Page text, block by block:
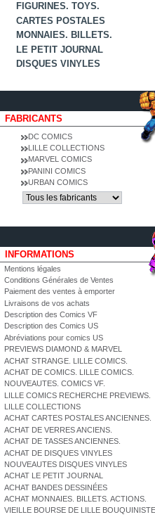
FIGURINES. TOYS.
CARTES POSTALES
MONNAIES. BILLETS.
LE PETIT JOURNAL
DISQUES VINYLES
FABRICANTS
DC COMICS
LILLE COLLECTIONS
MARVEL COMICS
PANINI COMICS
URBAN COMICS
INFORMATIONS
Mentions légales
Conditions Générales de Ventes
Paiement des ventes à emporter
Livraisons de vos achats
Description des Comics VF
Description des Comics US
Abréviations pour comics US
PREVIEWS DIAMOND & MARVEL
ACHAT STRANGE. LILLE COMICS.
ACHAT DE COMICS. LILLE COMICS.
NOUVEAUTES. COMICS VF.
LILLE COMICS RECHERCHE PREVIEWS.
LILLE COLLECTIONS
ACHAT CARTES POSTALES ANCIENNES.
ACHAT DE VERRES ANCIENS.
ACHAT DE TASSES ANCIENNES.
ACHAT DE DISQUES VINYLES
NOUVEAUTES DISQUES VINYLES
ACHAT LE PETIT JOURNAL
ACHAT BANDES DESSINÉES
ACHAT MONNAIES. BILLETS. ACTIONS.
VIEILLE BOURSE DE LILLE BOUQUINISTE